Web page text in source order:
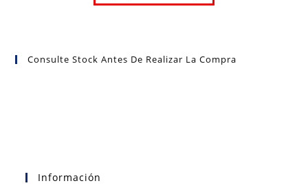
Consulte Stock Antes De Realizar La Compra
Información